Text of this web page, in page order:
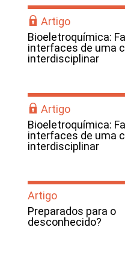
Artigo
Bioeletroquímica:
interfaces de uma
interdisciplinar
Artigo
Bioeletroquímica:
interfaces de uma
interdisciplinar
Artigo
Preparados para o
desconhecido?